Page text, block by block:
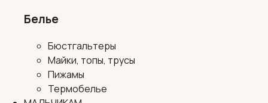
Белье
Бюстгальтеры
Майки, топы, трусы
Пижамы
Термобелье